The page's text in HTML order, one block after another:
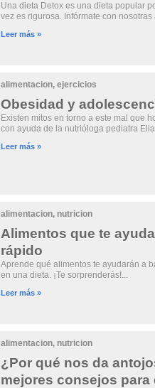
Una dieta Detox es una dieta popular
vez es rigurosa. Infórmate con
Leer más »
alimentacion, ejercicios
Obesidad y
Existen mitos en torno a este mal que
con ayuda de la nutrióloga pediatra
Leer más »
alimentacion, nutricion
Alimentos que te
rápido
Aprende qué alimentos te ayudarán a
en una dieta. ¡Te sorprenderás!...
Leer más »
alimentacion, nutricion
¿Por qué nos da
mejores consejos